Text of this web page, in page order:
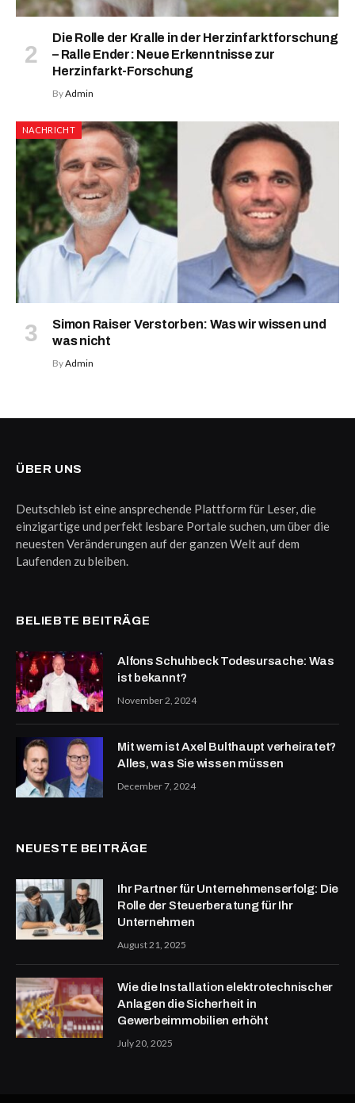
Die Rolle der Kralle in der Herzinfarktforschung
– Ralle Ender: Neue Erkenntnisse zur
Herzinfarkt-Forschung
ByAdmin
NACHRICHT
Simon Raiser Verstorben: Was wir wissen und
was nicht
ByAdmin
ÜBER UNS
Deutschleb ist eine ansprechende Plattform für Leser, die
einzigartige und perfekt lesbare Portale suchen, um über die
neuesten Veränderungen auf der ganzen Welt auf dem
Laufenden zu bleiben.
BELIEBTE BEITRÄGE
Alfons Schuhbeck Todesursache: Was
ist bekannt?
November 2, 2024
Mit wem ist Axel Bulthaupt verheiratet?
Alles, was Sie wissen müssen
December 7, 2024
NEUESTE BEITRÄGE
Ihr Partner für Unternehmenserfolg: Die
Rolle der Steuerberatung für Ihr
Unternehmen
August 21, 2025
Wie die Installation elektrotechnischer
Anlagen die Sicherheit in
Gewerbeimmobilien erhöht
July 20, 2025